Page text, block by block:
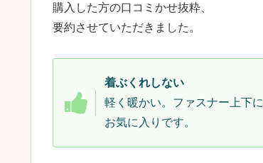
購入した方の口コミかせ抜粋、
要約させていただきました。
着ぶくれしない
軽く暖かい。ファスナー上下
お気に入りです。